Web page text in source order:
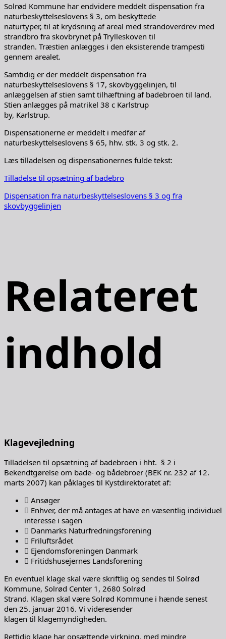
Solrød Kommune har endvidere meddelt dispensation fra
naturbeskyttelseslovens § 3, om beskyttede
naturtyper, til at krydsning af areal med strandoverdrev med
strandbro fra skovbrynet på Trylleskoven til
stranden. Træstien anlægges i den eksisterende trampesti
gennem arealet.
Samtidig er der meddelt dispensation fra
naturbeskyttelseslovens § 17, skovbyggelinjen, til
anlæggelsen af stien samt tilhæftning af badebroen til land.
Stien anlægges på matrikel 38 c Karlstrup
by, Karlstrup.
Dispensationerne er meddelt i medfør af
naturbeskyttelseslovens § 65, hhv. stk. 3 og stk. 2.
Læs tilladelsen og dispensationernes fulde tekst:
Tilladelse til opsætning af badebro
Dispensation fra naturbeskyttelseslovens § 3 og fra
skovbyggelinjen
Relateret
indhold
Klagevejledning
Tilladelsen til opsætning af badebroen i hht. § 2 i
Bekendtgørelse om bade- og bådebroer (BEK nr. 232 af 12.
marts 2007) kan påklages til Kystdirektoratet af:
 Ansøger
 Enhver, der må antages at have en væsentlig individuel
interesse i sagen
 Danmarks Naturfredningsforening
 Friluftsrådet
 Ejendomsforeningen Danmark
 Fritidshusejernes Landsforening
En eventuel klage skal være skriftlig og sendes til Solrød
Kommune, Solrød Center 1, 2680 Solrød
Strand. Klagen skal være Solrød Kommune i hænde senest
den 25. januar 2016. Vi videresender
klagen til klagemyndigheden.
Rettidig klage har opsættende virkning, med mindre